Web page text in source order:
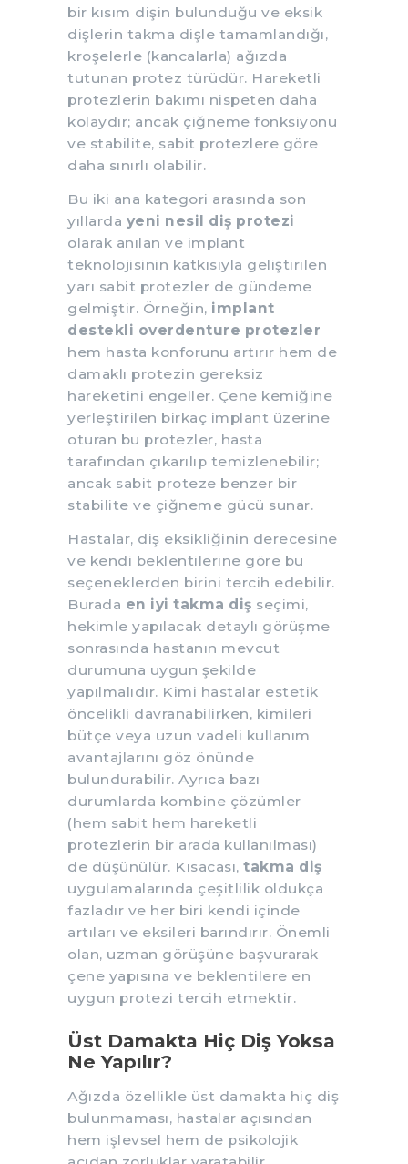
bir kısım dişin bulunduğu ve eksik
dişlerin takma dişle tamamlandığı,
kroşelerle (kancalarla) ağızda
tutunan protez türüdür. Hareketli
protezlerin bakımı nispeten daha
kolaydır; ancak çiğneme fonksiyonu
ve stabilite, sabit protezlere göre
daha sınırlı olabilir.
Bu iki ana kategori arasında son
yıllarda yeni nesil diş protezi
olarak anılan ve implant
teknolojisinin katkısıyla geliştirilen
yarı sabit protezler de gündeme
gelmiştir. Örneğin, implant
destekli overdenture protezler
hem hasta konforunu artırır hem de
damaklı protezin gereksiz
hareketini engeller. Çene kemiğine
yerleştirilen birkaç implant üzerine
oturan bu protezler, hasta
tarafından çıkarılıp temizlenebilir;
ancak sabit proteze benzer bir
stabilite ve çiğneme gücü sunar.
Hastalar, diş eksikliğinin derecesine
ve kendi beklentilerine göre bu
seçeneklerden birini tercih edebilir.
Burada en iyi takma diş seçimi,
hekimle yapılacak detaylı görüşme
sonrasında hastanın mevcut
durumuna uygun şekilde
yapılmalıdır. Kimi hastalar estetik
öncelikli davranabilirken, kimileri
bütçe veya uzun vadeli kullanım
avantajlarını göz önünde
bulundurabilir. Ayrıca bazı
durumlarda kombine çözümler
(hem sabit hem hareketli
protezlerin bir arada kullanılması)
de düşünülür. Kısacası, takma diş
uygulamalarında çeşitlilik oldukça
fazladır ve her biri kendi içinde
artıları ve eksileri barındırır. Önemli
olan, uzman görüşüne başvurarak
çene yapısına ve beklentilere en
uygun protezi tercih etmektir.
Üst Damakta Hiç Diş Yoksa
Ne Yapılır?
Ağızda özellikle üst damakta hiç diş
bulunmaması, hastalar açısından
hem işlevsel hem de psikolojik